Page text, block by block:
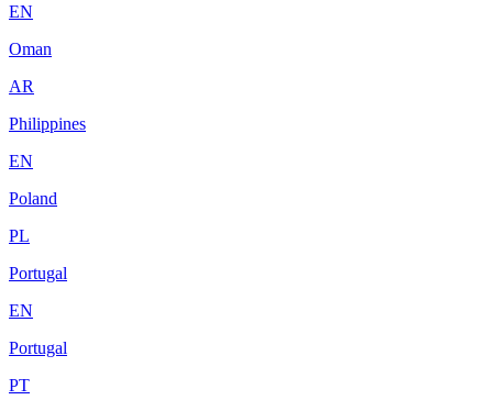
EN
Oman
AR
Philippines
EN
Poland
PL
Portugal
EN
Portugal
PT